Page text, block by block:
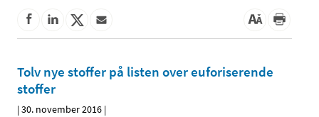
Tolv nye stoffer på listen over euforiserende
stoffer
|30. november 2016 |